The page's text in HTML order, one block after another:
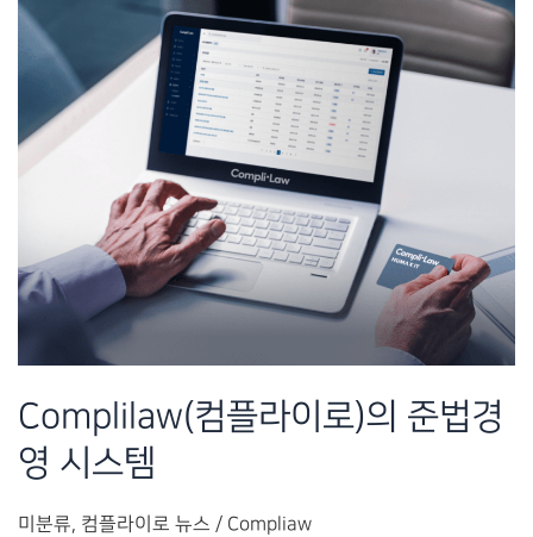
구
축
Complilaw(컴
로)
Complilaw(컴플라이로)의 준법경
영 시스템
미분류, 컴플라이로 뉴스 / Compliaw